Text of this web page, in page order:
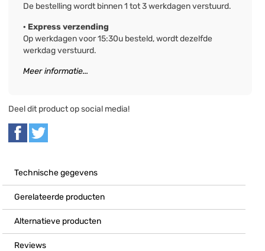
De bestelling wordt binnen 1 tot 3 werkdagen verstuurd.
· Express verzending
Op werkdagen voor 15:30u besteld, wordt dezelfde
werkdag verstuurd.
Meer informatie...
Deel dit product op social media!
Technische gegevens
Gerelateerde producten
Alternatieve producten
Reviews